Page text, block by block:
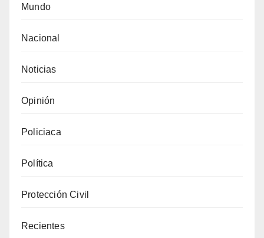
Mundo
Nacional
Noticias
Opinión
Policiaca
Política
Protección Civil
Recientes